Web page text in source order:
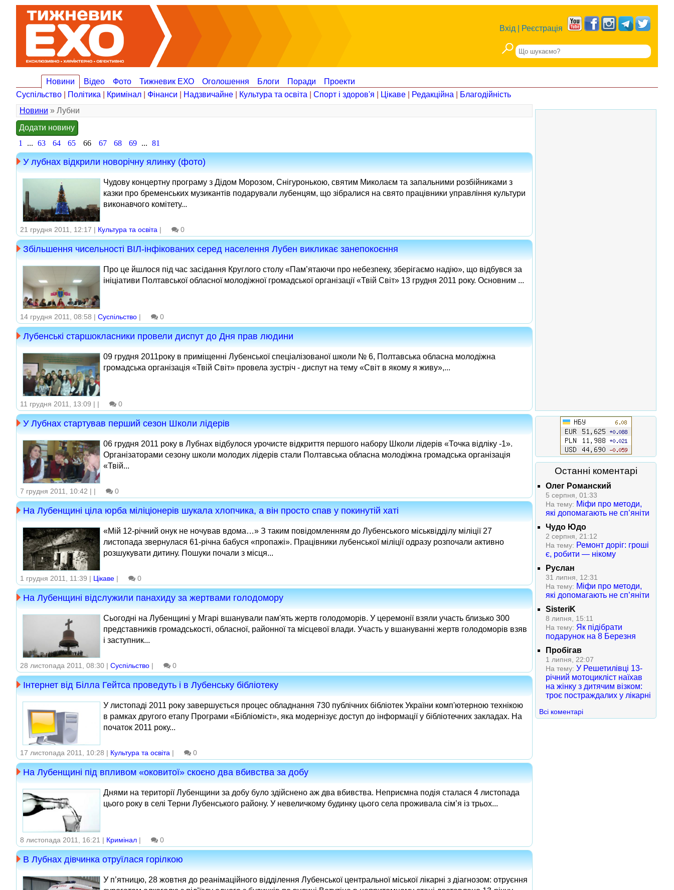
Вхід Реєстрація
Новини Відео Фото Тижневик ЕХО Оголошення Блоги Поради
Проекти
Суспільство
Політика Кримінал Фінанси Надзвичайне Культура та освіта Спорт і здоров'я Цікаве Редакційна
Благодійність
Новини » Лубни
Додати новину
1
... 63 64 65 66 67 68 69 ... 81
У лубнах відкрили новорічну ялинку (фото)
Чудову концертну програму з Дідом Морозом, Снігуронькою, святим Миколаєм та запальними розбійниками з
казки про бременських музикантів подарували лубенцям, що зібралися на свято працівники управління культури
виконавчого комітету...
21 грудня 2011, 12:17 | Культура та освіта | 0
Збільшення чисельності ВІЛ-інфікованих серед населення Лубен викликає занепокоєння
Про це йшлося під час засідання Круглого столу «Пам’ятаючи про небезпеку, зберігаємо надію», що відбувся за
ініціативи Полтавської обласної молодіжної громадської організації «Твій Світ» 13 грудня 2011 року. Основним ...
14 грудня 2011, 08:58 | Суспільство | 0
Лубенські старшокласники провели диспут до Дня прав людини
09 грудня 2011року в приміщенні Лубенської спеціалізованої школи № 6, Полтавська обласна молодіжна
громадська організація «Твій Світ» провела зустріч - диспут на тему «Світ в якому я живу»,...
11 грудня 2011, 13:09 | | 0
У Лубнах стартував перший сезон Школи лідерів
06 грудня 2011 року в Лубнах відбулося урочисте відкриття першого набору Школи лідерів «Точка відліку -1».
Організаторами сезону школи молодих лідерів стали Полтавська обласна молодіжна громадська організація
«Твій...
7 грудня 2011, 10:42 | | 0
На Лубенщині ціла юрба міліціонерів шукала хлопчика, а він просто спав у покинутій хаті
«Мій 12-річний онук не ночував вдома…» З таким повідомленням до Лубенського міськвідділу міліції 27
листопада звернулася 61-річна бабуся «пропажі». Працівники лубенської міліції одразу розпочали активно
розшукувати дитину. Пошуки почали з місця...
1 грудня 2011, 11:39 | Цікаве | 0
На Лубенщині відслужили панахиду за жертвами голодомору
Сьогодні на Лубенщині у Мгарі вшанували пам'ять жертв голодоморів. У церемонії взяли участь близько 300
представників громадськості, обласної, районної та місцевої влади. Участь у вшануванні жертв голодоморів взяв
і заступник...
28 листопада 2011, 08:30 | Суспільство | 0
Інтернет від Білла Гейтса проведуть і в Лубенську бібліотеку
У листопаді 2011 року завершується процес обладнання 730 публічних бібліотек України комп'ютерною технікою
в рамках другого етапу Програми «Бібліоміст», яка модернізує доступ до інформації у бібліотечних закладах. На
початок 2011 року...
17 листопада 2011, 10:28 | Культура та освіта | 0
На Лубенщині під впливом «оковитої» скоєно два вбивства за добу
Днями на території Лубенщини за добу було здійснено аж два вбивства. Неприємна подія сталася 4 листопада
цього року в селі Терни Лубенського району. У невеличкому будинку цього села проживала сім’я із трьох...
8 листопада 2011, 16:21 | Кримінал | 0
В Лубнах дівчинка отруїлася горілкою
У п’ятницю, 28 жовтня до реанімаційного відділення Лубенської центральної міської лікарні з діагнозом: отруєння
Останні коментарі
Олег Романский
5 серпня, 01:33
На тему: Міфи про методи,
які допомагають не сп’яніти
Чудо Юдо
2 серпня, 21:12
На тему: Ремонт доріг: гроші
є, робити — нікому
Руслан
31 липня, 12:31
На тему: Міфи про методи,
які допомагають не сп’яніти
SisteriK
8 липня, 15:11
На тему: Як підібрати
подарунок на 8 Березня
Пробігав
1 липня, 22:07
На тему: У Решетилівці 13-
річний мотоцикліст наїхав
на жінку з дитячим візком:
троє постраждалих у лікарні
Всі коментарі